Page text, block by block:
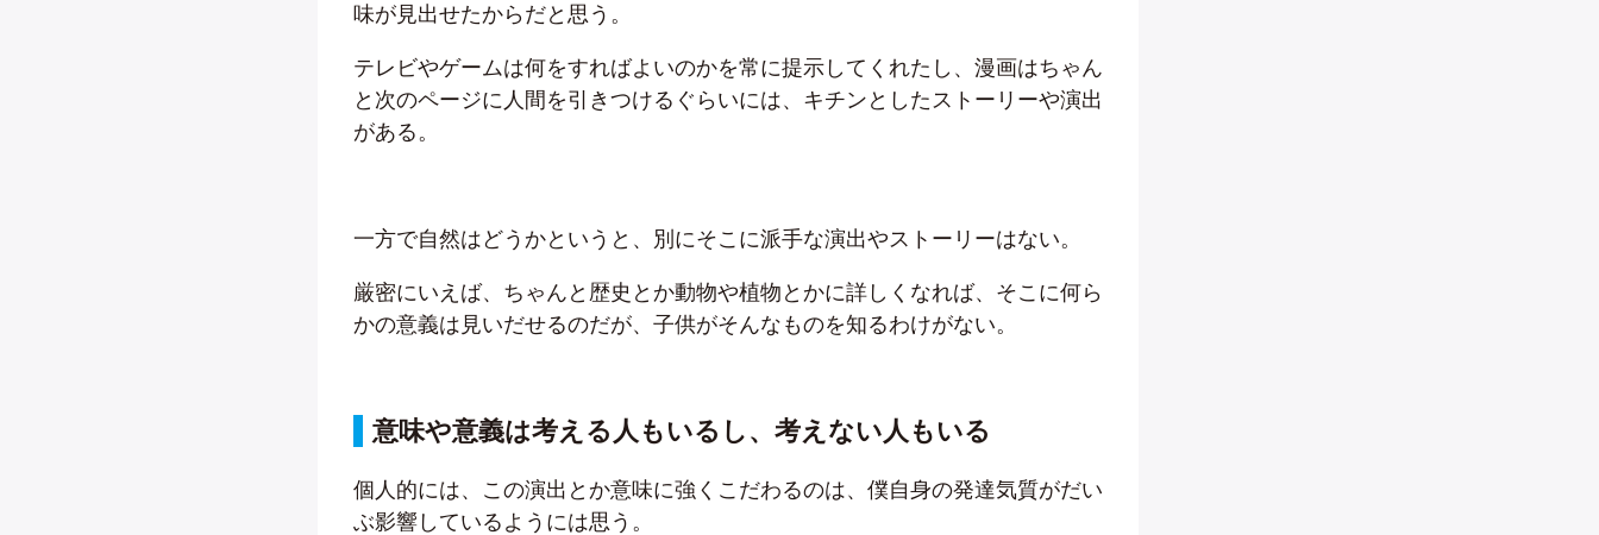
味が見出せたからだと思う。
テレビやゲームは何をすればよいのかを常に提示してくれたし、漫画はちゃん
と次のページに人間を引きつけるぐらいには、キチンとしたストーリーや演出
がある。
一方で自然はどうかというと、別にそこに派手な演出やストーリーはない。
厳密にいえば、ちゃんと歴史とか動物や植物とかに詳しくなれば、そこに何ら
かの意義は見いだせるのだが、子供がそんなものを知るわけがない。
意味や意義は考える人もいるし、考えない人もいる
個人的には、この演出とか意味に強くこだわるのは、僕自身の発達気質がだい
ぶ影響しているようには思う。